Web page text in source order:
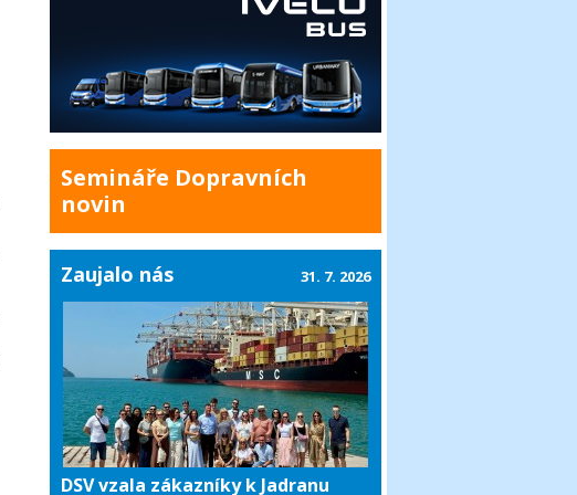
Semináře Dopravních
novin
Zaujalo nás
DSV vzala zákazníky k Jadranu
31. 7. 2026